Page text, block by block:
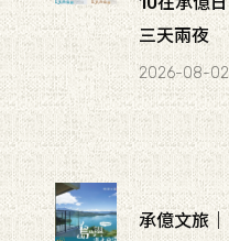
三天兩夜
2026-08-02
承億文旅｜